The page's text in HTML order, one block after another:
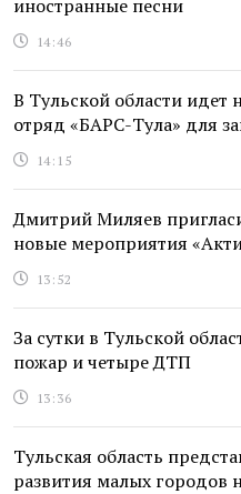
иностранные песни
14:46
В Тульской области идет
отряд «БАРС-Тула» для
14:15
Дмитрий Миляев
новые мероприятия
13:52
За сутки в Тульской
пожар и четыре ДТП
13:36
Тульская область
развития малых городов